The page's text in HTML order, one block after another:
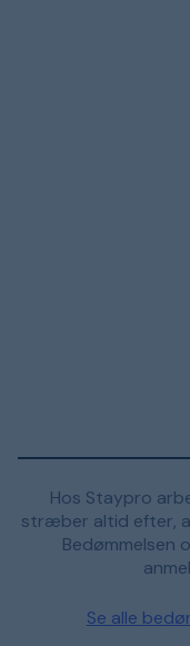
Hos Staypro
stræber altid efter,
Bedømmelsen
Se alle